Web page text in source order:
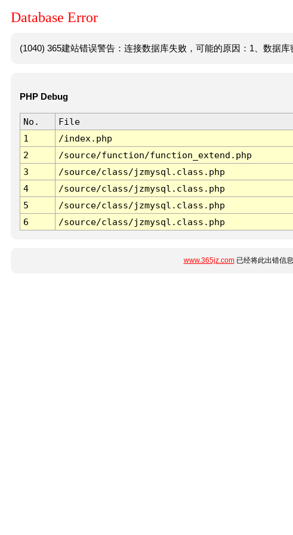
Database Error
(1040) 365建站错误警告：连接数据库失败，可能的原因：1、数据库
PHP Debug
No. File
1
/index.php
2
/source/function/function_extend.php
3
/source/class/jzmysql.class.php
4
/source/class/jzmysql.class.php
5
/source/class/jzmysql.class.php
6
/source/class/jzmysql.class.php
www.365jz.com已经将此出错信